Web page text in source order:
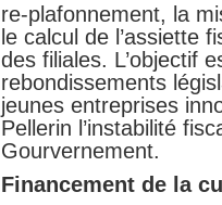
re-plafonnement, la
le calcul de l’assiette
des filiales. L’objectif
rebondissements
jeunes entreprises
Pellerin l’instabilité
Gourvernement.
Financement de la